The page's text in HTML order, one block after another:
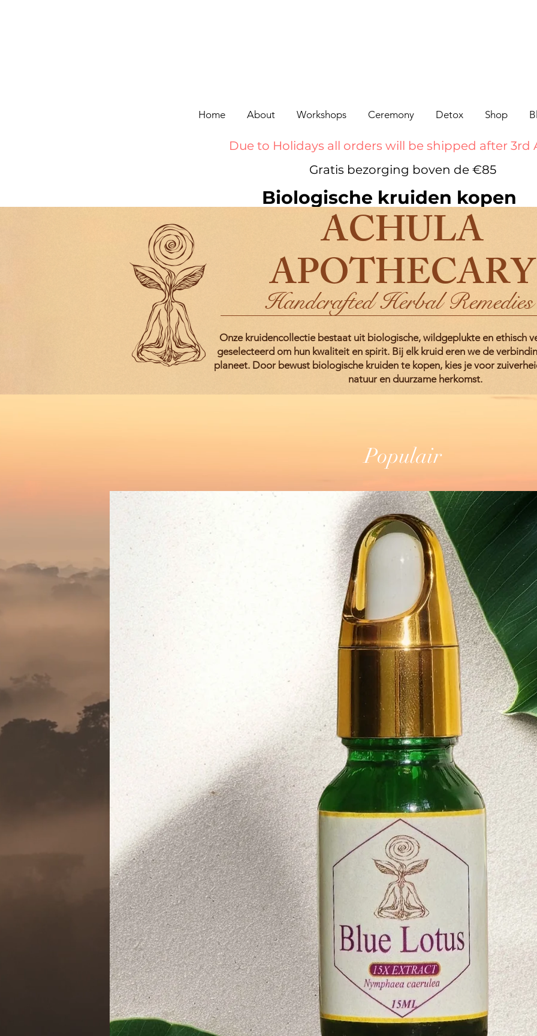
Home About Workshops Ceremony Detox Shop
Due to Holidays all orders will be shipped after 3rd
Gratis bezorging boven de €85
Biologische kruiden kopen
ACHULA
APOTHECARY
Handcrafted Herbal Remedies
Onze kruidencollectie bestaat uit biologische, wildgeplukte en ethisch
geselecteerd om hun kwaliteit en spirit. Bij elk kruid eren we de
planeet. Door bewust biologische kruiden te kopen, kies je voor
natuur en duurzame herkomst.
Populair